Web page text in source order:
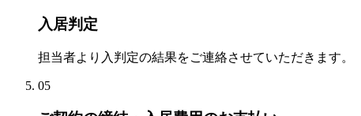
入居判定
担当者より入判定の結果をご連絡させていただきます。
05